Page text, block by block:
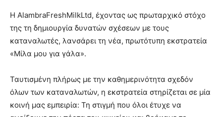
Η AlambraFreshMilkLtd, έχοντας ως πρωταρχικό στόχο
της τη δημιουργία δυνατών σχέσεων με τους
καταναλωτές, λανσάρει τη νέα, πρωτότυπη εκστρατεία
«Μίλα μου για γάλα».
Ταυτισμένη πλήρως με την καθημερινότητα σχεδόν
όλων των καταναλωτών, η εκστρατεία στηρίζεται σε μία
κοινή μας εμπειρία: Τη στιγμή που όλοι έτυχε να